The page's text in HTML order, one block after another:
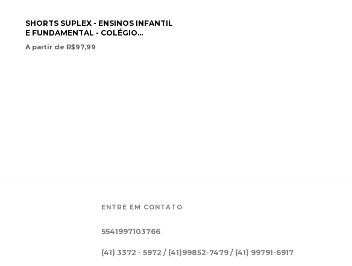
SHORTS SUPLEX - ENSINOS INFANTIL
E FUNDAMENTAL - COLÉGIO
MONTEIRO LOBATO - GUARATUBA
A partir de R$97,99
ENTRE EM CONTATO
5541997103766
(41) 3372 - 5972 / (41)99852-7479 / (41) 99791-6917